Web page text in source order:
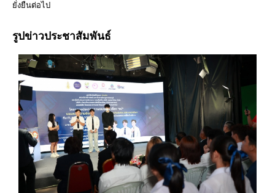
ยั่งยืนต่อไป
รูปข่าวประชาสัมพันธ์